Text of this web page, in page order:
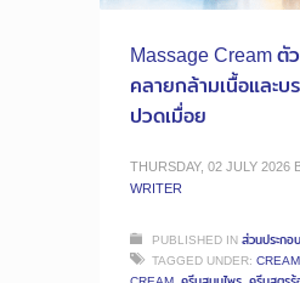
Massage Cream ตั
คลายกล้ามเนื้อและบ
ปวดเมื่อย
THURSDAY, 02 JULY 2026
WRITER
PUBLISHED INส่วนประกอ
TAGGED UNDER: CREAM